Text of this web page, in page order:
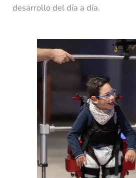
desarrollo del día a día.